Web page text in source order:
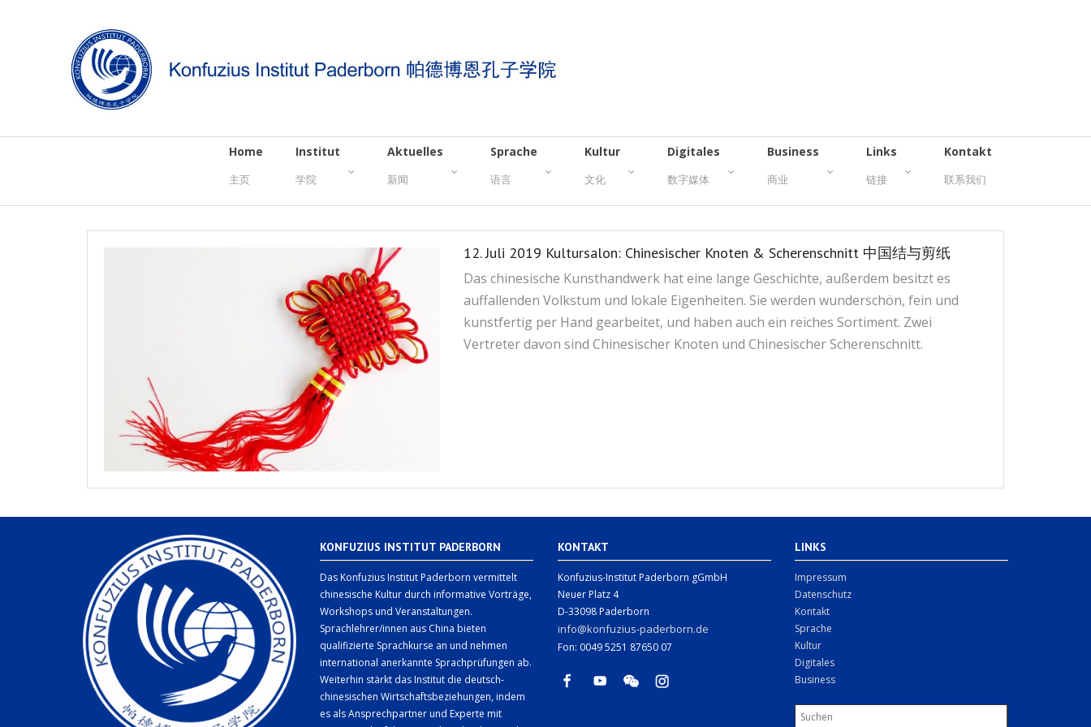
Home
主页
Institut
学院
Aktuelles
新闻
Sprache
语言
Kultur
文化
Digitales
数字媒体
Business
商业
Links
链接
Kontakt
联系我们
12. Juli 2019 Kultursalon: Chinesischer Knoten & Scherenschnitt 中国结与剪纸
Das chinesische Kunsthandwerk hat eine lange Geschichte, außerdem besitzt es
auffallenden Volkstum und lokale Eigenheiten. Sie werden wunderschön, fein und
kunstfertig per Hand gearbeitet, und haben auch ein reiches Sortiment. Zwei
Vertreter davon sind Chinesischer Knoten und Chinesischer Scherenschnitt.
KONFUZIUS INSTITUT PADERBORN
Das Konfuzius Institut Paderborn vermittelt
chinesische Kultur durch informative Vorträge,
Workshops und Veranstaltungen.
Sprachlehrer/innen aus China bieten
qualifizierte Sprachkurse an und nehmen
international anerkannte Sprachprüfungen ab.
Weiterhin stärkt das Institut die deutsch-
chinesischen Wirtschaftsbeziehungen, indem
es als Ansprechpartner und Experte mit
KONTAKT
Konfuzius-Institut Paderborn gGmbH
Neuer Platz 4
D-33098 Paderborn
info@konfuzius-paderborn.de
Fon: 0049 5251 87650 07
LINKS
Impressum
Datenschutz
Kontakt
Sprache
Kultur
Digitales
Business